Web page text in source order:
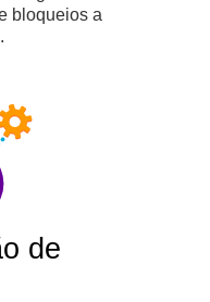
bloqueios a
de